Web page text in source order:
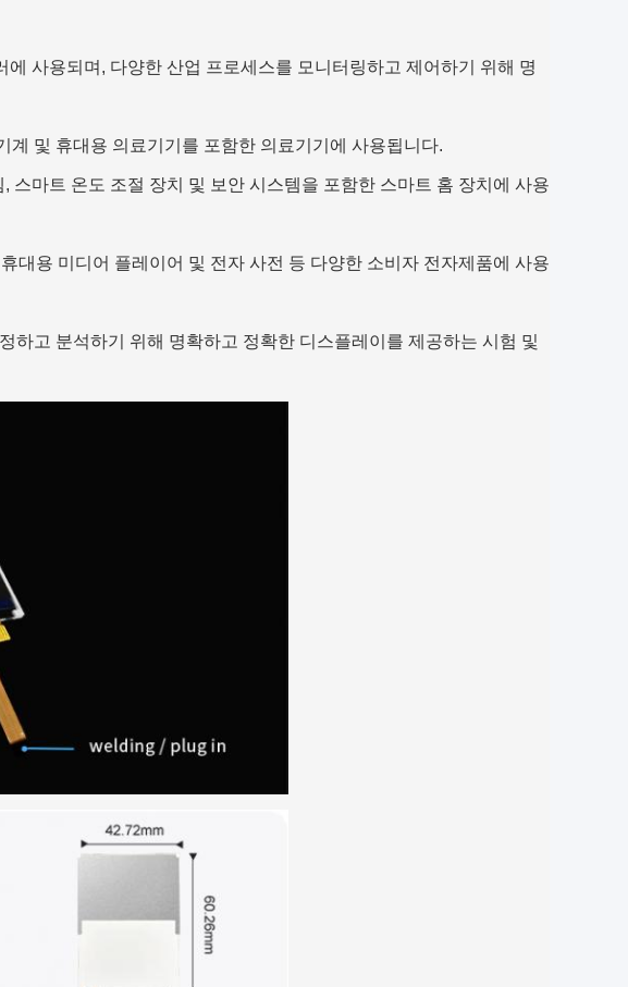
사용되며, 다양한 산업 프로세스를 모니터링하고 제어하기 위해 명
및 휴대용 의료기기를 포함한 의료기기에 사용됩니다.
스마트 온도 조절 장치 및 보안 시스템을 포함한 스마트 홈 장치에 사용
대용 미디어 플레이어 및 전자 사전 등 다양한 소비자 전자제품에 사용
하고 분석하기 위해 명확하고 정확한 디스플레이를 제공하는 시험 및